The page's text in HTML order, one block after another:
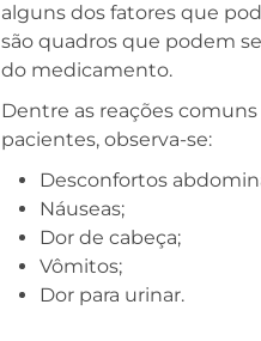
alguns dos fatores que
são quadros que podem
do medicamento.
Dentre as reações
pacientes, observa-se:
Desconfortos
Náuseas;
Dor de cabeça;
Vômitos;
Dor para urinar.